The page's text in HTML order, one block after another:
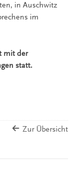
in Auschwitz
im
mit der
statt.
Zur Übersicht